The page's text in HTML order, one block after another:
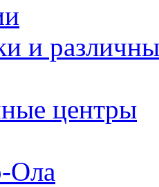
и
центры
Ола